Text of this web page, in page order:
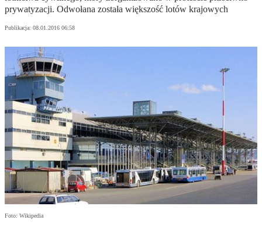
prywatyzacji. Odwołana została większość lotów krajowych
Publikacja: 08.01.2016 06:58
Foto: Wikipedia